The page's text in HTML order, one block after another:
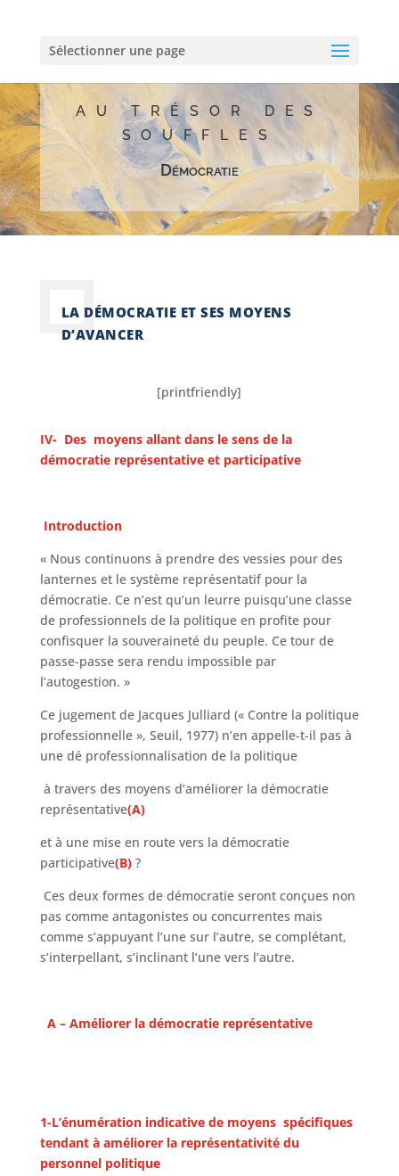
Sélectionner une page
AU TRÉSOR DES
SOUFFLES
Démocratie
LA DÉMOCRATIE ET SES MOYENS
D’AVANCER
[printfriendly]
IV- Des moyens allant dans le sens de la
démocratie représentative et participative
Introduction
« Nous continuons à prendre des vessies pour des
lanternes et le système représentatif pour la
démocratie. Ce n’est qu’un leurre puisqu’une classe
de professionnels de la politique en profite pour
confisquer la souveraineté du peuple. Ce tour de
passe-passe sera rendu impossible par
l’autogestion. »
Ce jugement de Jacques Julliard (« Contre la politique
professionnelle », Seuil, 1977) n’en appelle-t-il pas à
une dé professionnalisation de la politique
à travers des moyens d’améliorer la démocratie
représentative(A)
et à une mise en route vers la démocratie
participative(B) ?
Ces deux formes de démocratie seront conçues non
pas comme antagonistes ou concurrentes mais
comme s’appuyant l’une sur l’autre, se complétant,
s’interpellant, s’inclinant l’une vers l’autre.
A – Améliorer la démocratie représentative
1-L’énumération indicative de moyens spécifiques
tendant à améliorer la représentativité du
personnel politique